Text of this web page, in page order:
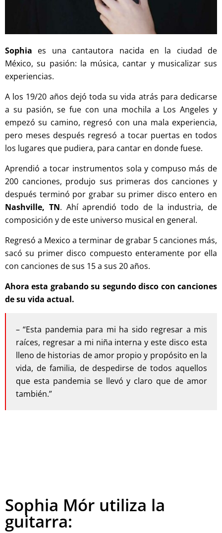
Sophia es una cantautora nacida en la ciudad de
México, su pasión: la música, cantar y musicalizar sus
experiencias.
A los 19/20 años dejó toda su vida atrás para dedicarse
a su pasión, se fue con una mochila a Los Angeles y
empezó su camino, regresó con una mala experiencia,
pero meses después regresó a tocar puertas en todos
los lugares que pudiera, para cantar en donde fuese.
Aprendió a tocar instrumentos sola y compuso más de
200 canciones, produjo sus primeras dos canciones y
después terminó por grabar su primer disco entero en
Nashville, TN. Ahí aprendió todo de la industria, de
composición y de este universo musical en general.
Regresó a Mexico a terminar de grabar 5 canciones más,
sacó su primer disco compuesto enteramente por ella
con canciones de sus 15 a sus 20 años.
Ahora esta grabando su segundo disco con canciones
de su vida actual.
– “Esta pandemia para mi ha sido regresar a mis
raíces, regresar a mi niña interna y este disco esta
lleno de historias de amor propio y propósito en la
vida, de familia, de despedirse de todos aquellos
que esta pandemia se llevó y claro que de amor
también.”
Sophia Mór utiliza la
guitarra: